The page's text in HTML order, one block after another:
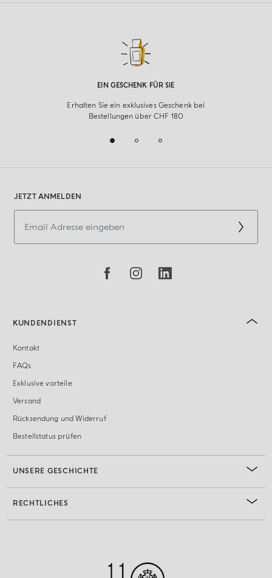
EIN GESCHENK FÜR SIE
Erhalten Sie ein exklusives Geschenk bei
Bestellungen über CHF 180
JETZT ANMELDEN
KUNDENDIENST
Kontakt
FAQs
Exklusive vorteile
Versand
Rücksendung und Widerruf
Bestellstatus prüfen
UNSERE GESCHICHTE
RECHTLICHES